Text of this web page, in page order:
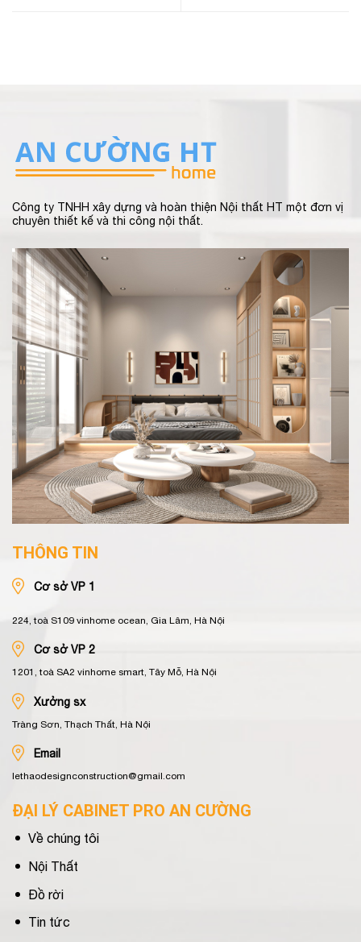
Công ty TNHH xây dựng và hoàn thiện Nội thất HT một đơn vị
chuyên thiết kế và thi công nội thất.
THÔNG TIN
Cơ sở VP 1
224, toà S109 vinhome ocean, Gia Lâm, Hà Nội
Cơ sở VP 2
1201, toà SA2 vinhome smart, Tây Mỗ, Hà Nội
Xưởng sx
Tràng Sơn, Thạch Thất, Hà Nội
Email
lethaodesignconstruction@gmail.com
ĐẠI LÝ CABINET PRO AN CƯỜNG
Về chúng tôi
Nội Thất
Đồ rời
Tin tức